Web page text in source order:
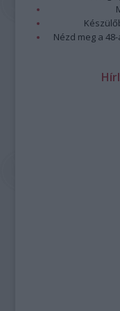
Nézd meg a